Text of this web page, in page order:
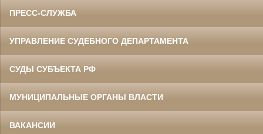
ПРЕСС-СЛУЖБА
УПРАВЛЕНИЕ СУДЕБНОГО ДЕПАРТАМЕНТА
СУДЫ СУБЪЕКТА РФ
МУНИЦИПАЛЬНЫЕ ОРГАНЫ ВЛАСТИ
ВАКАНСИИ